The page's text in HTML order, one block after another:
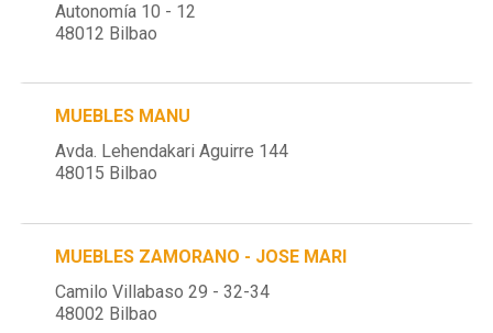
Autonomía 10 - 12
48012 Bilbao
MUEBLES MANU
Avda. Lehendakari Aguirre 144
48015 Bilbao
MUEBLES ZAMORANO - JOSE MARI
Camilo Villabaso 29 - 32-34
48002 Bilbao